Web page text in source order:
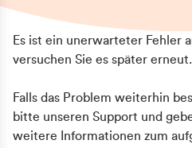
Es ist ein unerwarteter Fehler
versuchen Sie es später erneut.
Falls das Problem weiterhin
bitte unseren Support und
weitere Informationen zum